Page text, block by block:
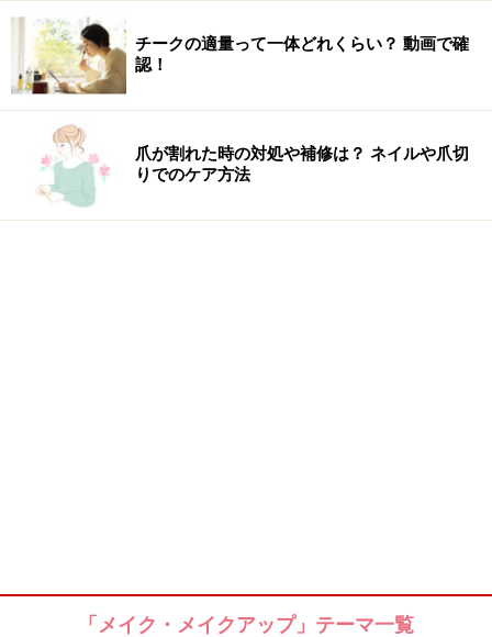
チークの適量って一体どれくらい？ 動画で確
認！
爪が割れた時の対処や補修は？ ネイルや爪切
りでのケア方法
「メイク・メイクアップ」テーマ一覧